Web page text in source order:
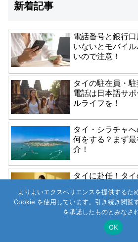
新着記事
電話番号と銀行
いないとモバイ
いので注意！
タイの駐在員・
電話は日本語サ
ルライフを！
タイ・シラチャ
何をする？まず
介！
タイに赴任！タ
には？｜完全版
タイでの引っ越
る際の梱包アイ
よりよいエクスペリエンスを提供するた
Cookie を使用しています。引き続き閲覧
を承諾したものとみなさ
OK